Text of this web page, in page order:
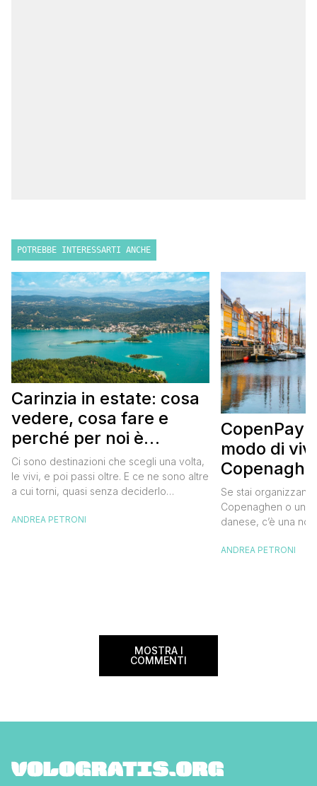
POTREBBE INTERESSARTI ANCHE
Carinzia in estate: cosa
vedere, cosa fare e
perché per noi è
diventata una
destinazione del cuore
Ci sono destinazioni che scegli una volta,
le vivi, e poi passi oltre. E ce ne sono altre
a cui torni, quasi senza deciderlo
richiamarti indietro più che il contrario. Per
ANDREA PETRONI
CopenPay:
modo di
meglio e
meno
Se stai
Copenaghen o un
danese, c’è una
CopenPay ed è
ANDREA PETRONI
MOSTRA I
COMMENTI